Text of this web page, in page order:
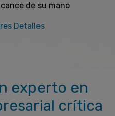
de su mano
Detalles
experto en
crítica